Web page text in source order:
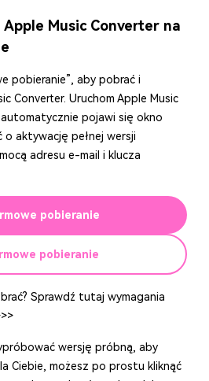
Music Converter na
pobieranie”, aby pobrać i
Converter. Uruchom Apple Music
pojawi się okno
aktywację pełnej wersji
adresu e-mail i klucza
pobieranie
pobieranie
Sprawdź tutaj wymagania
wersję próbną, aby
Ciebie, możesz po prostu kliknąć